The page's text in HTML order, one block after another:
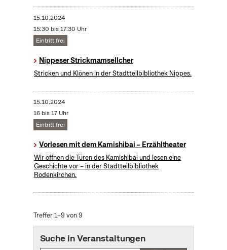
15.10.2024
15:30 bis 17:30 Uhr
Eintritt frei
Nippeser Strickmamsellcher
Stricken und Klönen in der Stadtteilbibliothek Nippes.
15.10.2024
16 bis 17 Uhr
Eintritt frei
Vorlesen mit dem Kamishibai – Erzähltheater
Wir öffnen die Türen des Kamishibai und lesen eine
Geschichte vor – in der Stadtteilbibliothek
Rodenkirchen.
Treffer 1–9 von 9
Suche in Veranstaltungen